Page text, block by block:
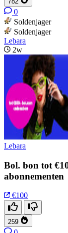
0
Soldenjager
Soldenjager
Lebara
2w
Lebara
Bol. bon tot
abonnementen
€100
259